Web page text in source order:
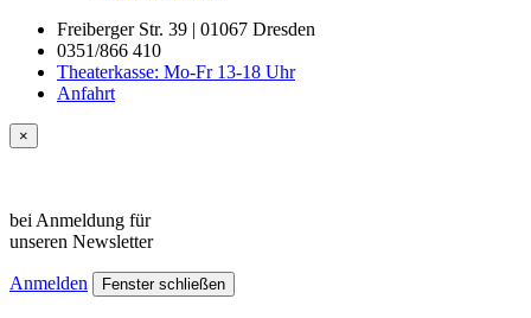
Freiberger Str. 39 | 01067 Dresden
0351/866 410
Theaterkasse: Mo-Fr 13-18 Uhr
Anfahrt
×
bei Anmeldung für
unseren Newsletter
Anmelden Fenster schließen